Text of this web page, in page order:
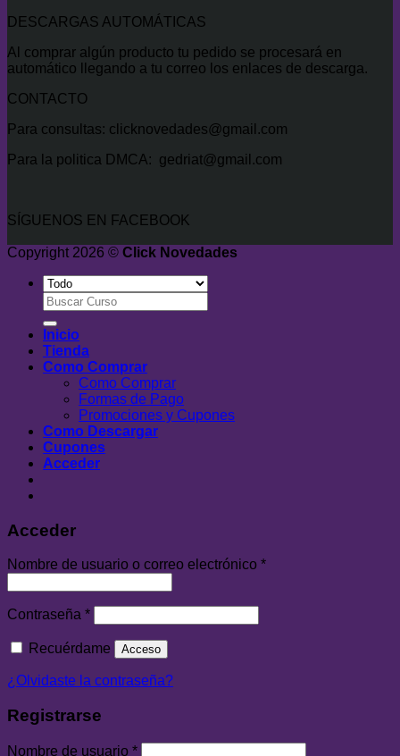
DESCARGAS AUTOMÁTICAS
Al comprar algún producto tu pedido se procesará en
automático llegando a tu correo los enlaces de descarga.
CONTACTO
Para consultas: clicknovedades@gmail.com
Para la politica DMCA: gedriat@gmail.com
SÍGUENOS EN FACEBOOK
Copyright 2026 © Click Novedades
Buscar
por:
Inicio
Tienda
Como Comprar
Como Comprar
Formas de Pago
Promociones y Cupones
Como Descargar
Cupones
Acceder
Acceder
Nombre de usuario o correo electrónico *
Contraseña *
Recuérdame Acceso
¿Olvidaste la contraseña?
Registrarse
Nombre de usuario *